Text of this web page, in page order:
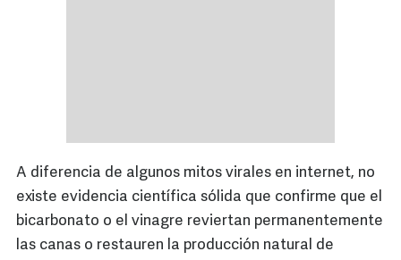
A diferencia de algunos mitos virales en internet, no
existe evidencia científica sólida que confirme que el
bicarbonato o el vinagre reviertan permanentemente
las canas o restauren la producción natural de